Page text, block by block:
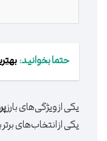
حتما بخوانید:
یکی از ویژگی‌های بارز
یکی از انتخاب‌های